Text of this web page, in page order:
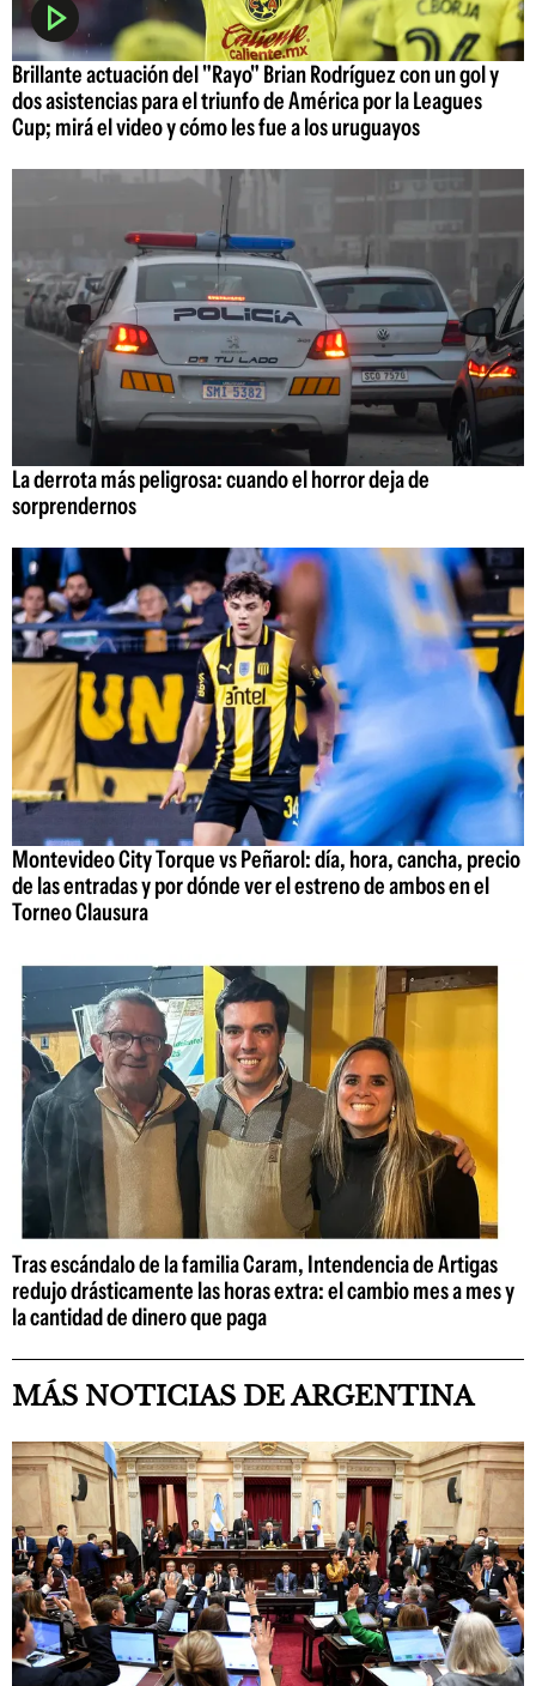
Brillante actuación del "Rayo" Brian Rodríguez con un gol y
dos asistencias para el triunfo de América por la Leagues
Cup; mirá el video y cómo les fue a los uruguayos
La derrota más peligrosa: cuando el horror deja de
sorprendernos
Montevideo City Torque vs Peñarol: día, hora, cancha, precio
de las entradas y por dónde ver el estreno de ambos en el
Torneo Clausura
Tras escándalo de la familia Caram, Intendencia de Artigas
redujo drásticamente las horas extra: el cambio mes a mes y
la cantidad de dinero que paga
MÁS NOTICIAS DE ARGENTINA